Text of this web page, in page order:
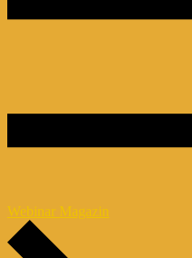
Webinar Magazin